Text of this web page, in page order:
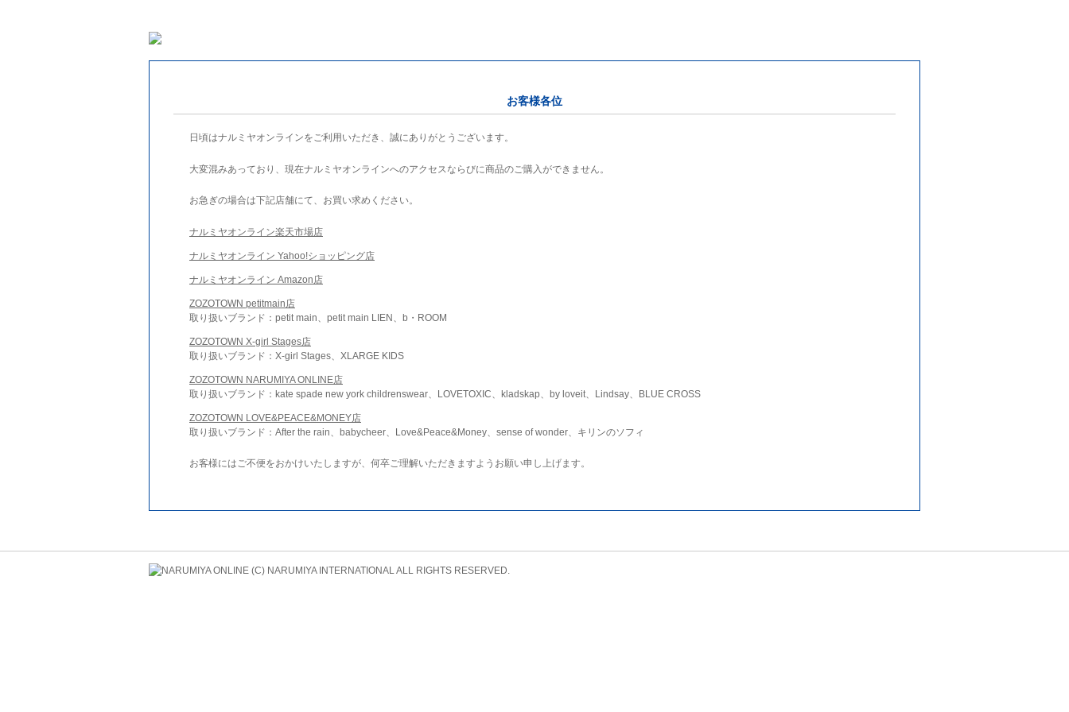
お客様各位
日頃はナルミヤオンラインをご利用いただき、誠にありがとうございます。
大変混みあっており、現在ナルミヤオンラインへのアクセスならびに商品のご購入ができません。
お急ぎの場合は下記店舗にて、お買い求めください。
ナルミヤオンライン楽天市場店
ナルミヤオンライン Yahoo!ショッピング店
ナルミヤオンライン Amazon店
ZOZOTOWN petitmain店
取り扱いブランド：petit main、petit main LIEN、b・ROOM
ZOZOTOWN X-girl Stages店
取り扱いブランド：X-girl Stages、XLARGE KIDS
ZOZOTOWN NARUMIYA ONLINE店
取り扱いブランド：kate spade new york childrenswear、LOVETOXIC、kladskap、by loveit、Lindsay、BLUE CROSS
ZOZOTOWN LOVE&PEACE&MONEY店
取り扱いブランド：After the rain、babycheer、Love&Peace&Money、sense of wonder、キリンのソフィ
お客様にはご不便をおかけいたしますが、何卒ご理解いただきますようお願い申し上げます。